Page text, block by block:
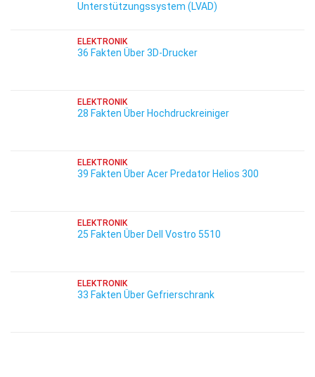
Unterstützungssystem (LVAD)
ELEKTRONIK
36 Fakten Über 3D-Drucker
ELEKTRONIK
28 Fakten Über Hochdruckreiniger
ELEKTRONIK
39 Fakten Über Acer Predator Helios 300
ELEKTRONIK
25 Fakten Über Dell Vostro 5510
ELEKTRONIK
33 Fakten Über Gefrierschrank